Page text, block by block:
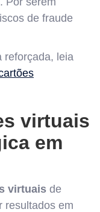
de fraude
reforçada, leia
virtuais
em
virtuais de
resultados em